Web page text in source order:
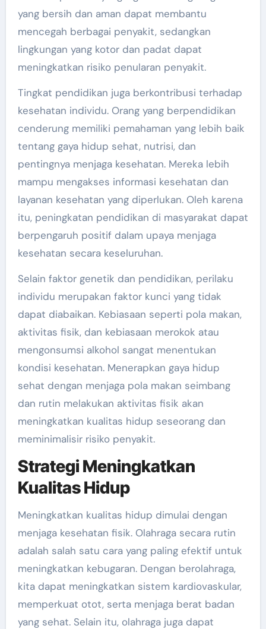
yang bersih dan aman dapat membantu
mencegah berbagai penyakit, sedangkan
lingkungan yang kotor dan padat dapat
meningkatkan risiko penularan penyakit.
Tingkat pendidikan juga berkontribusi terhadap
kesehatan individu. Orang yang berpendidikan
cenderung memiliki pemahaman yang lebih baik
tentang gaya hidup sehat, nutrisi, dan
pentingnya menjaga kesehatan. Mereka lebih
mampu mengakses informasi kesehatan dan
layanan kesehatan yang diperlukan. Oleh karena
itu, peningkatan pendidikan di masyarakat dapat
berpengaruh positif dalam upaya menjaga
kesehatan secara keseluruhan.
Selain faktor genetik dan pendidikan, perilaku
individu merupakan faktor kunci yang tidak
dapat diabaikan. Kebiasaan seperti pola makan,
aktivitas fisik, dan kebiasaan merokok atau
mengonsumsi alkohol sangat menentukan
kondisi kesehatan. Menerapkan gaya hidup
sehat dengan menjaga pola makan seimbang
dan rutin melakukan aktivitas fisik akan
meningkatkan kualitas hidup seseorang dan
meminimalisir risiko penyakit.
Strategi Meningkatkan
Kualitas Hidup
Meningkatkan kualitas hidup dimulai dengan
menjaga kesehatan fisik. Olahraga secara rutin
adalah salah satu cara yang paling efektif untuk
meningkatkan kebugaran. Dengan berolahraga,
kita dapat meningkatkan sistem kardiovaskular,
memperkuat otot, serta menjaga berat badan
yang sehat. Selain itu, olahraga juga dapat